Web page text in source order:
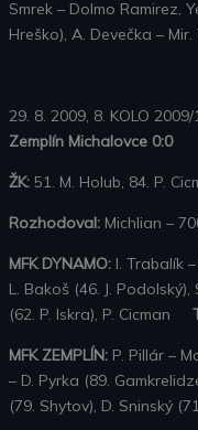
Smrek – Dolmo Ramirez,
Hreško), A. Devečka –
29. 8. 2009, 8. KOLO 2009/
Zemplín Michalovce 0:0
ŽK: 51. M. Holub, 84. P.
Rozhodoval: Michlian –
MFK DYNAMO: I. Trabalík
L. Bakoš (46. J.
(62. P. Iskra), P. Cicman
MFK ZEMPLÍN: P. Pillár –
– D. Pyrka (89.
(79. Shytov), D. Sninský